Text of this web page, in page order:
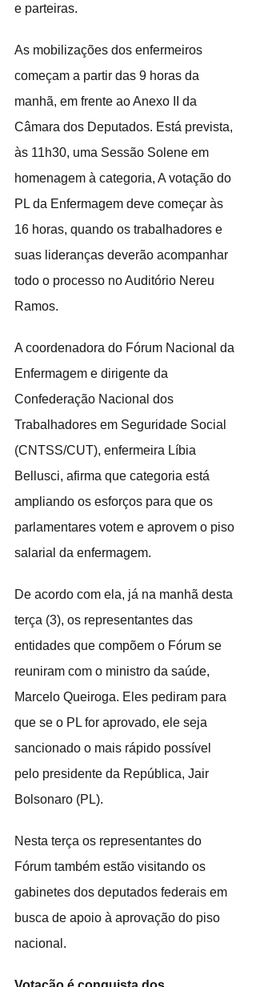
e parteiras.
As mobilizações dos enfermeiros
começam a partir das 9 horas da
manhã, em frente ao Anexo II da
Câmara dos Deputados. Está prevista,
às 11h30, uma Sessão Solene em
homenagem à categoria, A votação do
PL da Enfermagem deve começar às
16 horas, quando os trabalhadores e
suas lideranças deverão acompanhar
todo o processo no Auditório Nereu
Ramos.
A coordenadora do Fórum Nacional da
Enfermagem e dirigente da
Confederação Nacional dos
Trabalhadores em Seguridade Social
(CNTSS/CUT), enfermeira Líbia
Bellusci, afirma que categoria está
ampliando os esforços para que os
parlamentares votem e aprovem o piso
salarial da enfermagem.
De acordo com ela, já na manhã desta
terça (3), os representantes das
entidades que compõem o Fórum se
reuniram com o ministro da saúde,
Marcelo Queiroga. Eles pediram para
que se o PL for aprovado, ele seja
sancionado o mais rápido possível
pelo presidente da República, Jair
Bolsonaro (PL).
Nesta terça os representantes do
Fórum também estão visitando os
gabinetes dos deputados federais em
busca de apoio à aprovação do piso
nacional.